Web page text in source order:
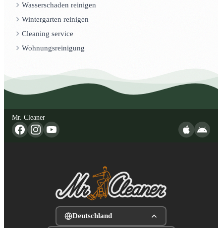
Wasserschaden reinigen
Wintergarten reinigen
Cleaning service
Wohnungsreinigung
Mr. Cleaner
Deutschland